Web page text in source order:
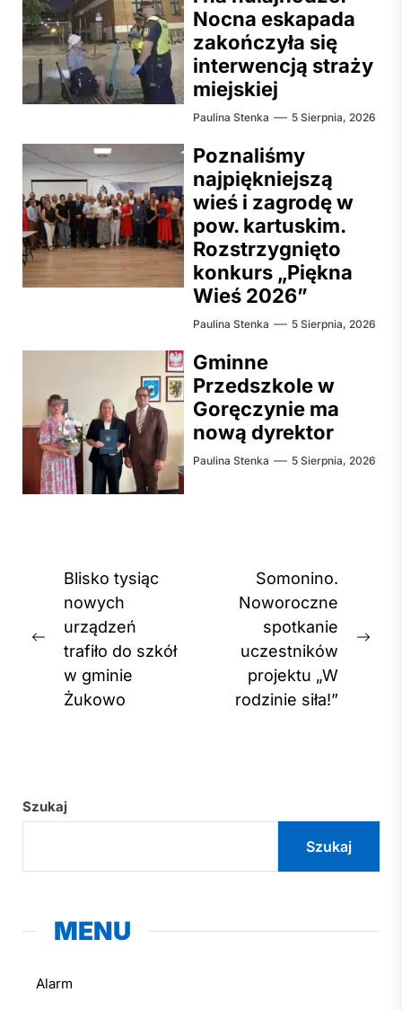
Nocna eskapada
zakończyła się
interwencją straży
miejskiej
Paulina Stenka 5 Sierpnia, 2026
Poznaliśmy
najpiękniejszą
wieś i zagrodę w
pow. kartuskim.
Rozstrzygnięto
konkurs „Piękna
Wieś 2026”
Paulina Stenka 5 Sierpnia, 2026
Gminne
Przedszkole w
Goręczynie ma
nową dyrektor
Paulina Stenka 5 Sierpnia, 2026
Nawigacja
wpisu
Previous
post:
Blisko tysiąc
nowych
urządzeń
trafiło do szkół
w gminie
Żukowo
Somonino.
Noworoczne
spotkanie
uczestników
projektu „W
rodzinie siła!”
Szukaj
Szukaj
MENU
Alarm